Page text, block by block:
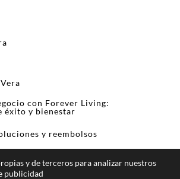
con Forever Living:
éxito y bienestar
y reembolsos
y de terceros para analizar nuestros
publicidad